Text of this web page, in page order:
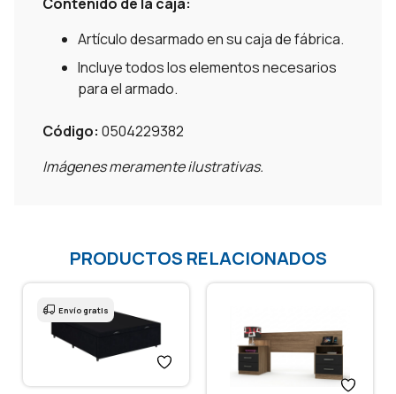
Artículo desarmado en su caja de fábrica.
Incluye todos los elementos necesarios
para el armado.
Código: 0504229382
Imágenes meramente ilustrativas.
PRODUCTOS RELACIONADOS
Envío gratis